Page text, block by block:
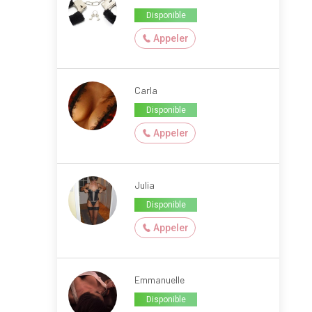
Disponible
Appeler
Carla
Disponible
Appeler
Julia
Disponible
Appeler
Emmanuelle
Disponible